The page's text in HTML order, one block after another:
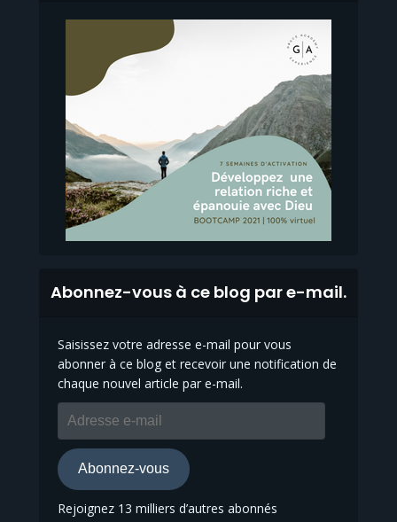
Abonnez-vous à ce blog par e-mail.
Saisissez votre adresse e-mail pour vous
abonner à ce blog et recevoir une notification de
chaque nouvel article par e-mail.
e-
mail
Abonnez-vous
Rejoignez 13 milliers d’autres abonnés